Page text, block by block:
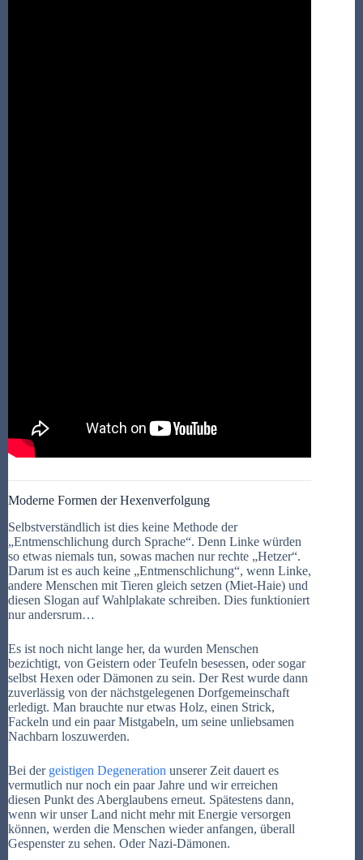
Moderne Formen der Hexenverfolgung
Selbstverständlich ist dies keine Methode der
„Entmenschlichung durch Sprache“. Denn Linke würden
so etwas niemals tun, sowas machen nur rechte „Hetzer“.
Darum ist es auch keine „Entmenschlichung“, wenn Linke,
andere Menschen mit Tieren gleich setzen (Miet-Haie) und
diesen Slogan auf Wahlplakate schreiben. Dies funktioniert
nur andersrum…
Es ist noch nicht lange her, da wurden Menschen
bezichtigt, von Geistern oder Teufeln besessen, oder sogar
selbst Hexen oder Dämonen zu sein. Der Rest wurde dann
zuverlässig von der nächstgelegenen Dorfgemeinschaft
erledigt. Man brauchte nur etwas Holz, einen Strick,
Fackeln und ein paar Mistgabeln, um seine unliebsamen
Nachbarn loszuwerden.
Bei der geistigen Degeneration unserer Zeit dauert es
vermutlich nur noch ein paar Jahre und wir erreichen
diesen Punkt des Aberglaubens erneut. Spätestens dann,
wenn wir unser Land nicht mehr mit Energie versorgen
können, werden die Menschen wieder anfangen, überall
Gespenster zu sehen. Oder Nazi-Dämonen.